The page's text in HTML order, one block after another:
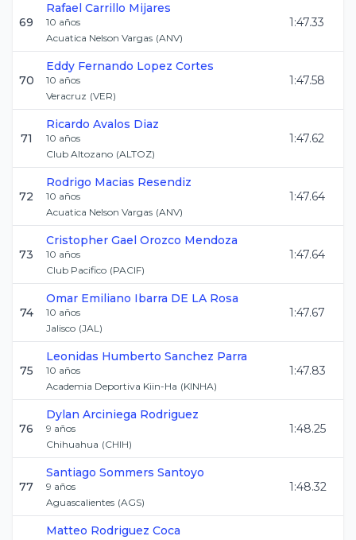
69
Rafael Carrillo Mijares
10 años
Acuatica Nelson Vargas (ANV)
1:47.33
70
Eddy Fernando Lopez Cortes
10 años
Veracruz (VER)
1:47.58
71
Ricardo Avalos Diaz
10 años
Club Altozano (ALTOZ)
1:47.62
72
Rodrigo Macias Resendiz
10 años
Acuatica Nelson Vargas (ANV)
1:47.64
73
Cristopher Gael Orozco Mendoza
10 años
Club Pacifico (PACIF)
1:47.64
74
Omar Emiliano Ibarra DE LA Rosa
10 años
Jalisco (JAL)
1:47.67
75
Leonidas Humberto Sanchez Parra
10 años
Academia Deportiva Kiin-Ha (KINHA)
1:47.83
76
Dylan Arciniega Rodriguez
9 años
Chihuahua (CHIH)
1:48.25
77
Santiago Sommers Santoyo
9 años
Aguascalientes (AGS)
1:48.32
Matteo Rodriguez Coca